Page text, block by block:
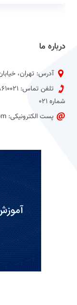
درباره ما
آدرس: تهران،
شماره 021
پست الکترونیکی: jahan1383@yahoo.com